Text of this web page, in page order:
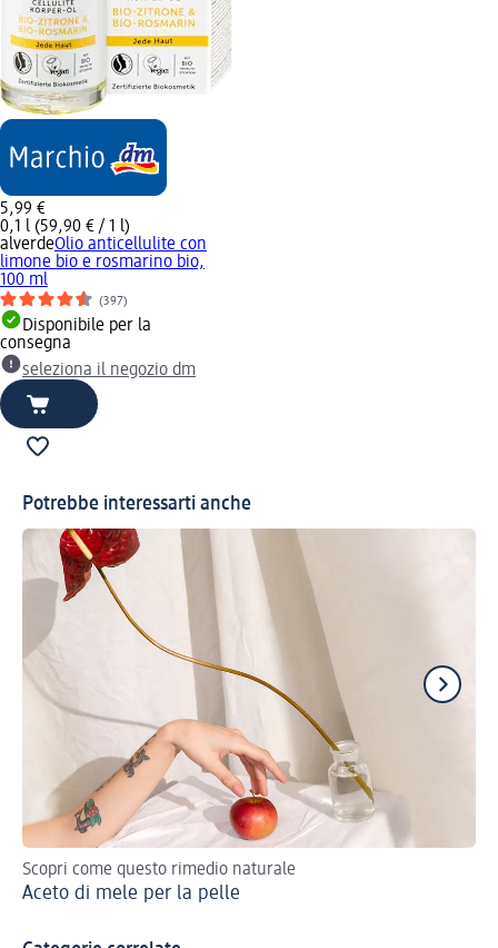
5,99 €
0,1 l (59,90 € / 1 l)
alverdeOlio anticellulite con
limone bio e rosmarino bio,
100 ml
(397)
Disponibile per la
consegna
seleziona il negozio dm
Potrebbe interessarti anche
Scopri come questo rimedio naturale
Aceto di mele per la pelle